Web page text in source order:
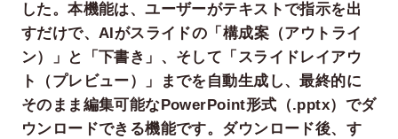
した。本機能は、ユーザーがテキストで指示を出
すだけで、AIがスライドの「構成案（アウトライ
ン）」と「下書き」、そして「スライドレイアウ
ト（プレビュー）」までを自動生成し、最終的に
そのまま編集可能なPowerPoint形式（.pptx）でダ
ウンロードできる機能です。ダウンロード後、す